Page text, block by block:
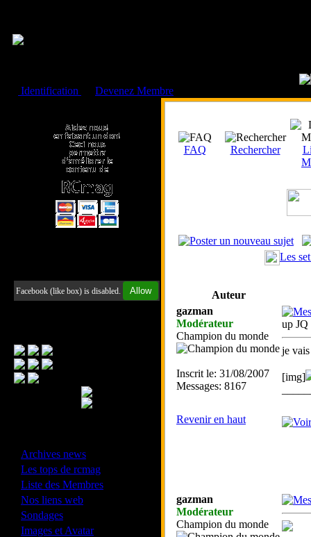
Identification
Devenez Membre
Facebook (like box) is disabled. Allow
Archives news
Les tops de rcmag
Liste des Membres
Nos liens web
Sondages
Images et Avatar
FAQ Rechercher
Les
Auteur
gazman
Modérateur
Champion du monde
Inscrit le: 31/08/2007
Messages: 8167
up JQ
je
[img]
Revenir en haut
gazman
Modérateur
Champion du monde